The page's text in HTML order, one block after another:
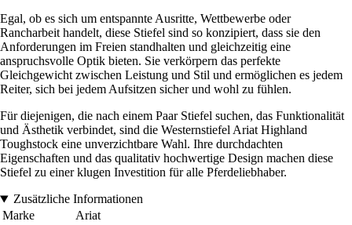
Egal, ob es sich um entspannte Ausritte, Wettbewerbe oder
Rancharbeit handelt, diese Stiefel sind so konzipiert, dass sie den
Anforderungen im Freien standhalten und gleichzeitig eine
anspruchsvolle Optik bieten. Sie verkörpern das perfekte
Gleichgewicht zwischen Leistung und Stil und ermöglichen es jedem
Reiter, sich bei jedem Aufsitzen sicher und wohl zu fühlen.
Für diejenigen, die nach einem Paar Stiefel suchen, das Funktionalität
und Ästhetik verbindet, sind die Westernstiefel Ariat Highland
Toughstock eine unverzichtbare Wahl. Ihre durchdachten
Eigenschaften und das qualitativ hochwertige Design machen diese
Stiefel zu einer klugen Investition für alle Pferdeliebhaber.
Zusätzliche Informationen
Marke
Ariat